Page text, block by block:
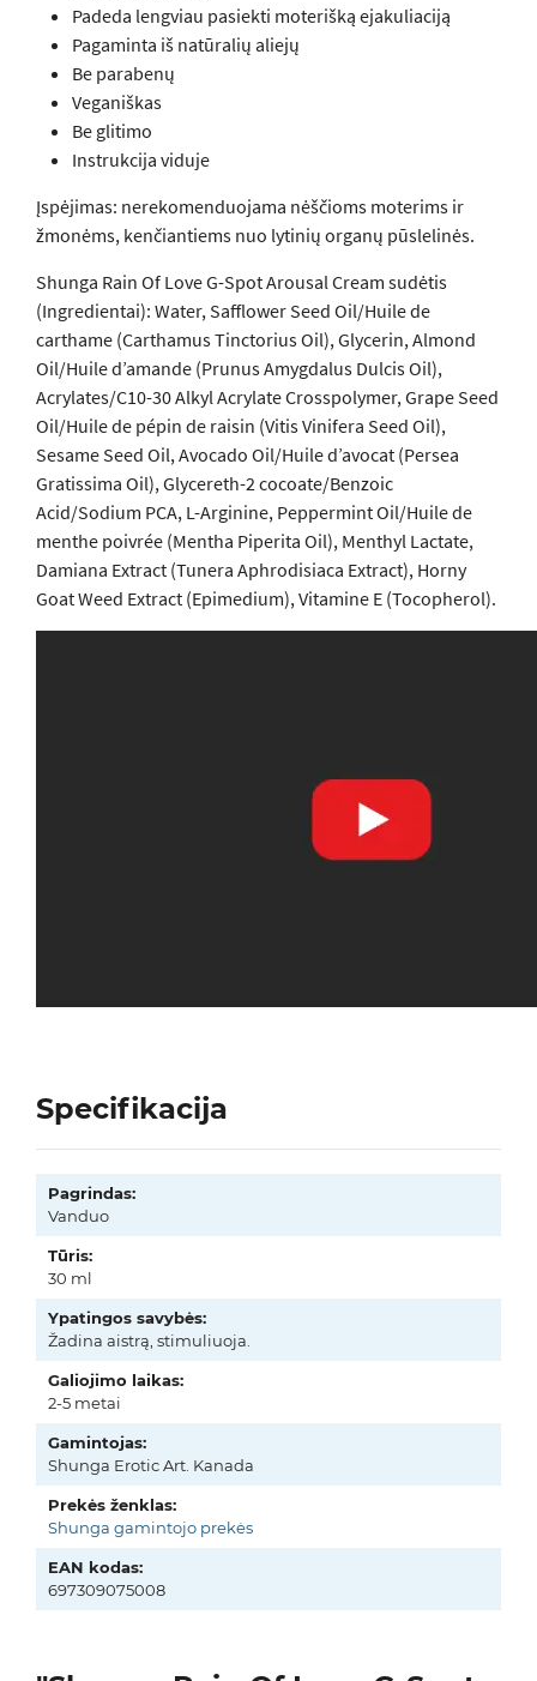
Padeda lengviau pasiekti moterišką ejakuliaciją
Pagaminta iš natūralių aliejų
Be parabenų
Veganiškas
Be glitimo
Instrukcija viduje
Įspėjimas: nerekomenduojama nėščioms moterims ir
žmonėms, kenčiantiems nuo lytinių organų pūslelinės.
Shunga Rain Of Love G-Spot Arousal Cream sudėtis
(Ingredientai): Water, Safflower Seed Oil/Huile de
carthame (Carthamus Tinctorius Oil), Glycerin, Almond
Oil/Huile d’amande (Prunus Amygdalus Dulcis Oil),
Acrylates/C10-30 Alkyl Acrylate Crosspolymer, Grape Seed
Oil/Huile de pépin de raisin (Vitis Vinifera Seed Oil),
Sesame Seed Oil, Avocado Oil/Huile d’avocat (Persea
Gratissima Oil), Glycereth-2 cocoate/Benzoic
Acid/Sodium PCA, L-Arginine, Peppermint Oil/Huile de
menthe poivrée (Mentha Piperita Oil), Menthyl Lactate,
Damiana Extract (Tunera Aphrodisiaca Extract), Horny
Goat Weed Extract (Epimedium), Vitamine E (Tocopherol).
Specifikacija
Pagrindas:
Vanduo
Tūris:
30 ml
Ypatingos savybės:
Žadina aistrą, stimuliuoja.
Galiojimo laikas:
2-5 metai
Gamintojas:
Shunga Erotic Art. Kanada
Prekės ženklas:
Shunga gamintojo prekės
EAN kodas:
697309075008